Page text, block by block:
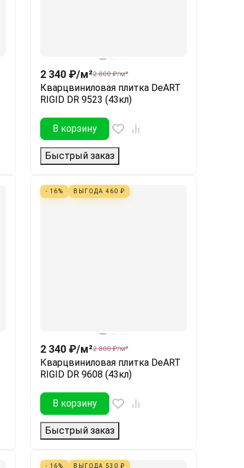
2 340 ₽/м²2 800 ₽/м²
Кварцвиниловая плитка DeART
RIGID DR 9523 (43кл)
В корзину
Быстрый заказ
- 16% ВЫГОДА 460 ₽
2 340 ₽/м²2 800 ₽/м²
Кварцвиниловая плитка DeART
RIGID DR 9608 (43кл)
В корзину
Быстрый заказ
- 16% ВЫГОДА 530 ₽